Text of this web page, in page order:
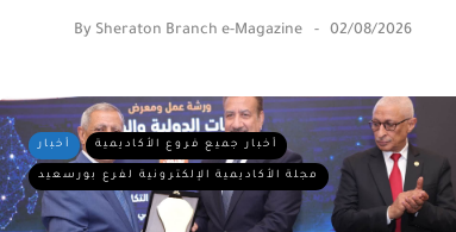
By Sheraton Branch e-Magazine 02/08/2026
أخبار أخبار جميع فروع الأكاديمية
مجلة الأكاديمية الإلكترونية لفرع بورسعيد